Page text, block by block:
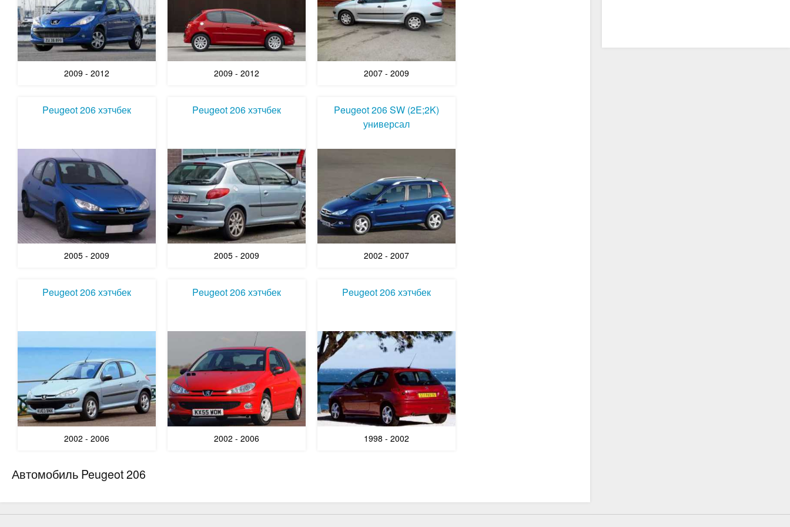
2009 - 2012 2009 - 2012 2007 - 2009
Peugeot 206 хэтчбек
2005 - 2009
Peugeot 206 хэтчбек
2005 - 2009
Peugeot 206 SW (2E;2K)
универсал
2002 - 2007
Peugeot 206 хэтчбек
2002 - 2006
Peugeot 206 хэтчбек
2002 - 2006
Peugeot 206 хэтчбек
1998 - 2002
Автомобиль Peugeot 206